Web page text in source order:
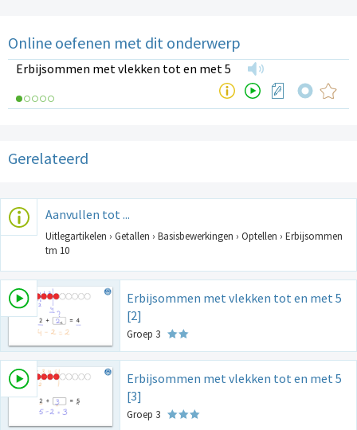
Online oefenen met dit onderwerp
Erbijsommen met vlekken tot en met 5
Gerelateerd
Aanvullen tot ...
Uitlegartikelen › Getallen › Basisbewerkingen › Optellen › Erbijsommen
tm 10
Erbijsommen met vlekken tot en met 5
[2]
Groep 3
Erbijsommen met vlekken tot en met 5
[3]
Groep 3